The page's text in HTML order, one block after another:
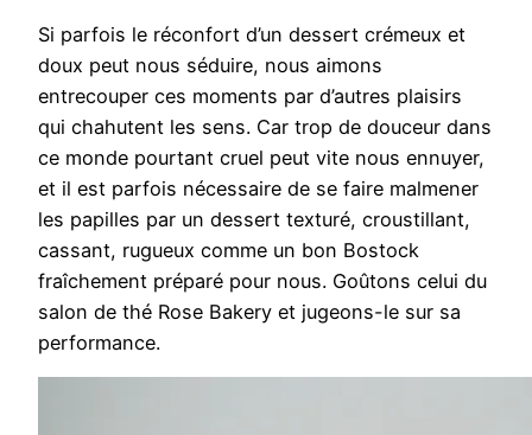
Si parfois le réconfort d’un dessert crémeux et
doux peut nous séduire, nous aimons
entrecouper ces moments par d’autres plaisirs
qui chahutent les sens. Car trop de douceur dans
ce monde pourtant cruel peut vite nous ennuyer,
et il est parfois nécessaire de se faire malmener
les papilles par un dessert texturé, croustillant,
cassant, rugueux comme un bon Bostock
fraîchement préparé pour nous. Goûtons celui du
salon de thé Rose Bakery et jugeons-le sur sa
performance.